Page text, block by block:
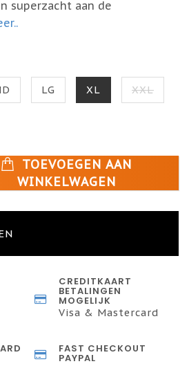
superzacht aan de
LG XL XXL
TOEVOEGEN AAN
WINKELWAGEN
CREDITKAART
BETALINGEN
MOGELIJK
Visa & Mastercard
FAST CHECKOUT
PAYPAL